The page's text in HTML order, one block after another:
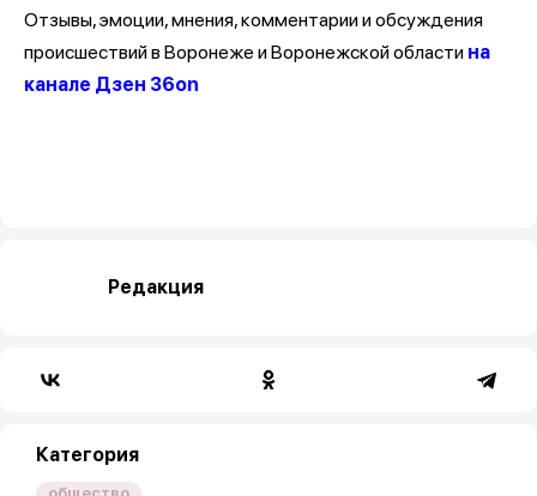
Отзывы, эмоции, мнения, комментарии и обсуждения
происшествий в Воронеже и Воронежской области на
канале Дзен 36on
Редакция
Категория
общество